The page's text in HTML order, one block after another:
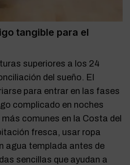
tangible para el
superiores a los 24
del sueño. El
para entrar en las fases
complicado en noches
comunes en la Costa del
fresca, usar ropa
agua templada antes de
sencillas que ayudan a